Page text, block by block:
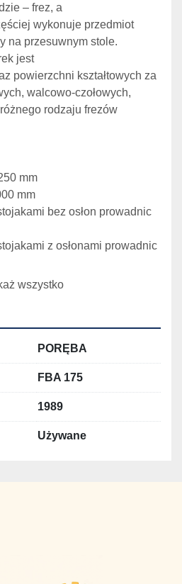
– frez, a
wykonuje przedmiot
na przesuwnym stole.
jest
powierzchni kształtowych za
walcowo-czołowych,
rodzaju frezów
mm
mm
bez osłon prowadnic
z osłonami prowadnic
stołu i pow. czoła
wszystko
PORĘBA
FBA 175
1989
Używane